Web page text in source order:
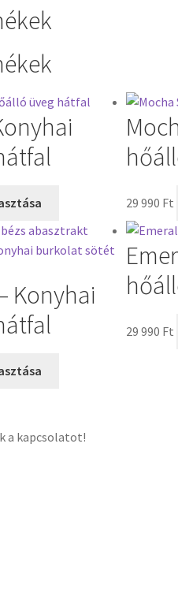
29 990 Ft
Konyhai
29 990 Ft
a kapcsolatot!